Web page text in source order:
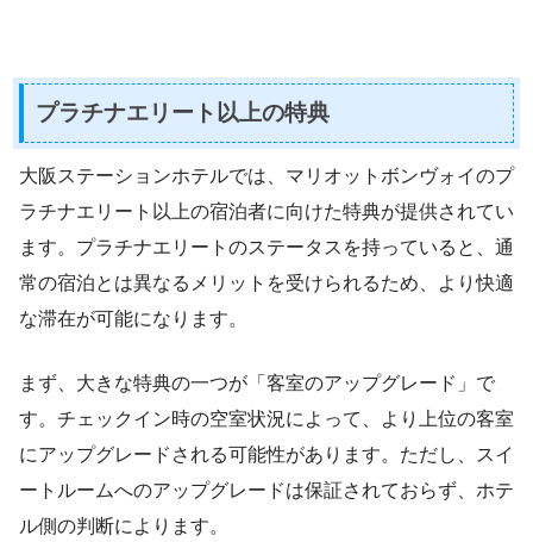
プラチナエリート以上の特典
大阪ステーションホテルでは、マリオットボンヴォイのプ
ラチナエリート以上の宿泊者に向けた特典が提供されてい
ます。プラチナエリートのステータスを持っていると、通
常の宿泊とは異なるメリットを受けられるため、より快適
な滞在が可能になります。
まず、大きな特典の一つが「客室のアップグレード」で
す。チェックイン時の空室状況によって、より上位の客室
にアップグレードされる可能性があります。ただし、スイ
ートルームへのアップグレードは保証されておらず、ホテ
ル側の判断によります。